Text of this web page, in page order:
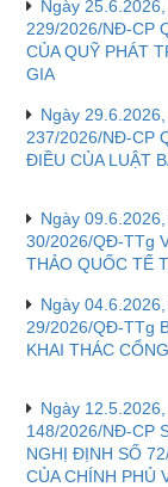
Ngày
229/2026/NĐ-CP
CỦA QUỸ PHÁT
GIA
Ngày
237/2026/NĐ-CP
ĐIỀU CỦA LUẬT
Ngày
30/2026/QĐ-TTg
THẢO QUỐC TẾ
Ngày
29/2026/QĐ-TTg
KHAI THÁC
Ngày
148/2026/NĐ-CP
NGHỊ ĐỊNH SỐ
CỦA CHÍNH PHỦ